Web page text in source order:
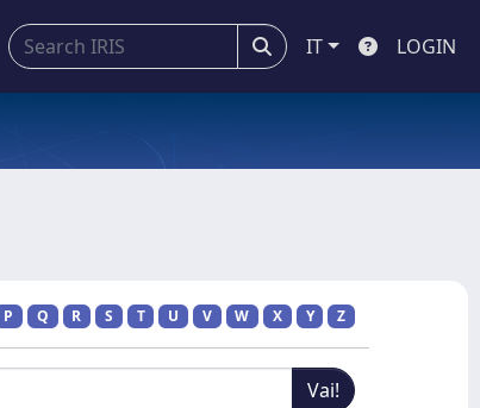
IT LOGIN
P Q R S T U V W X Y Z